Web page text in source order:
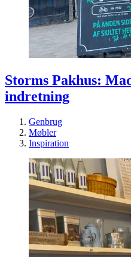
Storms Pakhus:
indretning
Genbrug
Møbler
Inspiration